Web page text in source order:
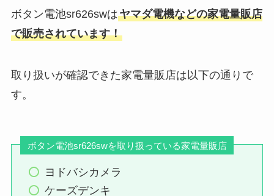
当？どこで買えるか調査！
ワンピースパックを売ってる場所
は？公式ショップ・コンビニ・ゲ
は？ダイソー・イオン・ロフト・
ドンキなど販売店を調査！
カリポリが販売終了した理由はな
ぜ？似たお菓子はある？通販で買
シュリンクフィルムは100均に売
ー・コーナンも調査！
ボタン電池sr626swはヤマダ電機などの家電量販店
で販売されています！
取り扱いが確認できた家電量販店は以下の通りで
す。
ボタン電池sr626swを取り扱っている家電量販店
ヨドバシカメラ
ケーズデンキ